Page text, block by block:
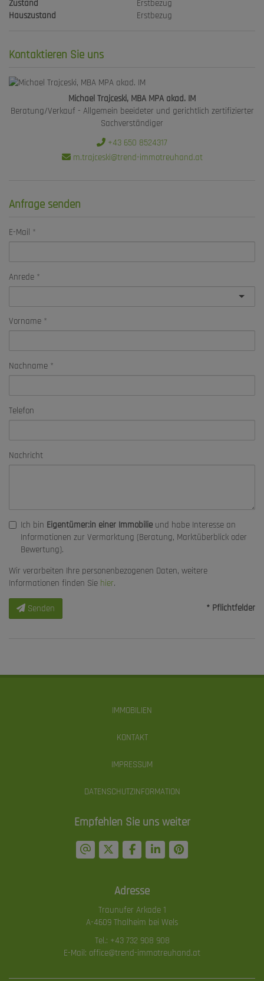
Zustand
Erstbezug
Hauszustand
Erstbezug
Kontaktieren Sie uns
Michael Trajceski, MBA MPA akad. IM
Beratung/Verkauf - Allgemein beeideter und gerichtlich zertifizierter
Sachverständiger
+43 650 8524317
m.trajceski@trend-immotreuhand.at
Anfrage senden
E-Mail
Anrede
Vorname
Nachname
Telefon
Nachricht
Ich bin Eigentümer:in einer Immobilie und habe Interesse an
Informationen zur Vermarktung (Beratung, Marktüberblick oder
Bewertung).
Wir verarbeiten Ihre personenbezogenen Daten, weitere
Informationen finden Sie hier.
Senden * Pflichtfelder
IMMOBILIEN
KONTAKT
IMPRESSUM
DATENSCHUTZINFORMATION
Empfehlen Sie uns weiter
Adresse
Traunufer Arkade 1
A-4609 Thalheim bei Wels
Tel.: +43 732 908 908
E-Mail: office@trend-immotreuhand.at